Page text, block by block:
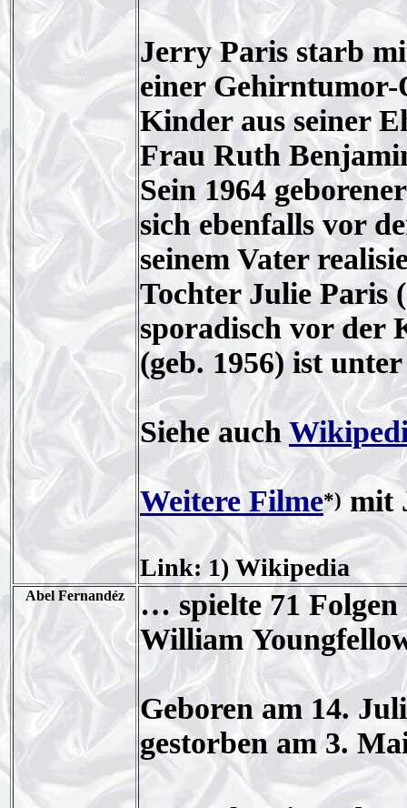
Jerry Paris starb
einer
Kinder aus seiner
Frau Ruth
Sein 1964
sich ebenfalls vor
seinem Vater
Tochter Julie Paris
sporadisch vor der
(geb. 1956) ist
Siehe auch
Weitere Filme*)mit
Link: 1) Wikipedia
Abel Fernandéz
… spielte 71 Folgen
William
Geboren am 14.
gestorben am 3.